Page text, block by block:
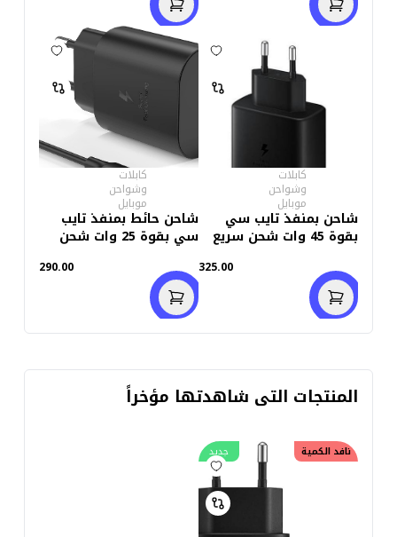
كابلات
وشواحن
موبايل
شاحن بمنفذ تايب سي
بقوة 45 وات شحن سريع
325.00
كابلات
وشواحن
موبايل
شاحن حائط بمنفذ تايب
سي بقوة 25 وات شحن
290.00
المنتجات التى شاهدتها مؤخراً
جديد نافد الكمية